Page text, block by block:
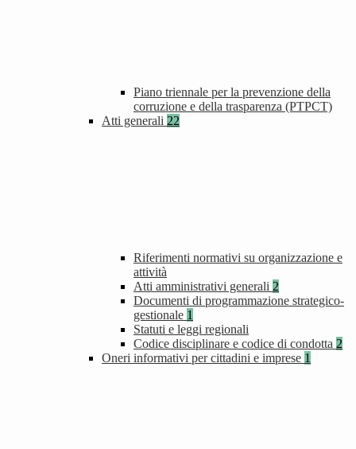
Piano triennale per la prevenzione della
corruzione e della trasparenza (PTPCT)
Atti generali 22
Riferimenti normativi su organizzazione e
attività
Atti amministrativi generali 2
Documenti di programmazione strategico-
gestionale 1
Statuti e leggi regionali
Codice disciplinare e codice di condotta 2
Oneri informativi per cittadini e imprese 1